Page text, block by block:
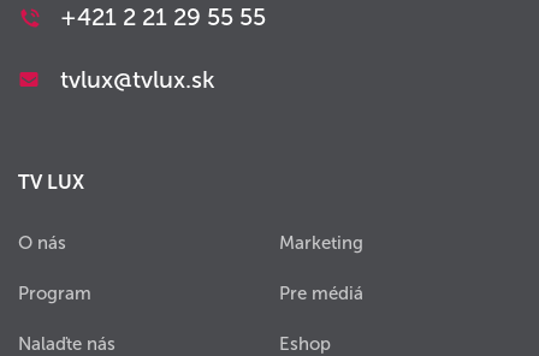
+421 2 21 29 55 55
tvlux@tvlux.sk
TV LUX
O nás
Program
Nalaďte nás
Marketing
Pre médiá
Eshop